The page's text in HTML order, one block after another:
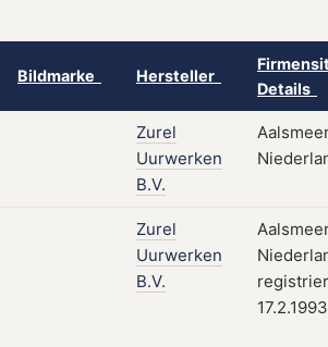
Bildmarke Hersteller
Details
Zurel
Uurwerken
B.V.
Zurel
Uurwerken
B.V.
17.2.1993